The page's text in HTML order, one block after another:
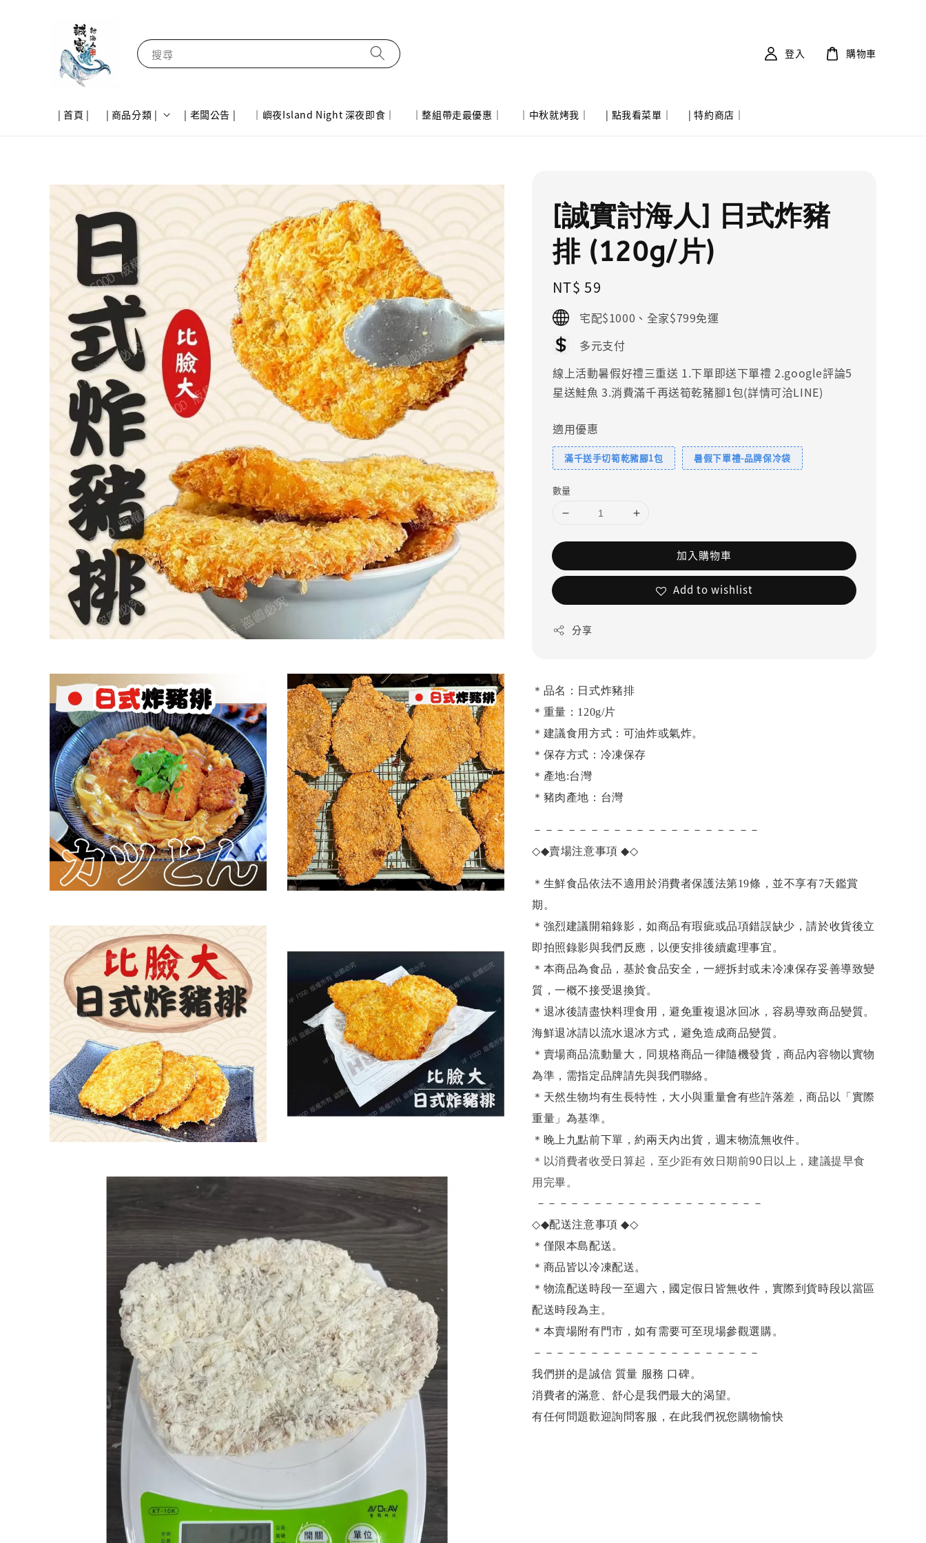
搜尋
| 首頁 | | 商品分類 | | 老闆公告 | ｜嶼夜Island Night 深夜即食｜ ｜整組帶走最優惠｜ ｜中秋就烤我｜ | 點我看菜單｜ | 特約商店｜
登入 購物車
[誠實討海人] 日式炸豬
排 (120g/片)
Regular
price
NT$ 59
宅配$1000、全家$799免運
多元支付
線上活動暑假好禮三重送 1.下單即送下單禮 2.google評論5
星送鮭魚 3.消費滿千再送筍乾豬腳1包(詳情可洽LINE)
適用優惠
滿千送手切筍乾豬腳1包 暑假下單禮-品牌保冷袋
數量
加入購物車
Add to wishlist
分享
＊品名：日式炸豬排
＊重量：120g/片
＊建議食用方式：可油炸或氣炸。
＊保存方式：冷凍保存
＊產地:台灣
＊豬肉產地：台灣
－－－－－－－－－－－－－－－－－－－－
◇◆賣場注意事項◆◇
＊生鮮食品依法不適用於消費者保護法第19條，並不享有7天鑑賞
期。
＊強烈建議開箱錄影，如商品有瑕疵或品項錯誤缺少，請於收貨後立
即拍照錄影與我們反應，以便安排後續處理事宜。
＊本商品為食品，基於食品安全，一經拆封或未冷凍保存妥善導致變
質，一概不接受退換貨。
＊退冰後請盡快料理食用，避免重複退冰回冰，容易導致商品變質。
海鮮退冰請以流水退冰方式，避免造成商品變質。
＊賣場商品流動量大，同規格商品一律隨機發貨，商品內容物以實物
為準，需指定品牌請先與我們聯絡。
＊天然生物均有生長特性，大小與重量會有些許落差，商品以「實際
重量」為基準。
＊晚上九點前下單，約兩天內出貨，週末物流無收件。
＊ 以消費者收受日算起，至少距有效日期前90日以上，建議提早食
用完畢。
－－－－－－－－－－－－－－－－－－－－
◇◆配送注意事項◆◇
＊僅限本島配送。
＊商品皆以冷凍配送。
＊物流配送時段一至週六，國定假日皆無收件，實際到貨時段以當區
配送時段為主。
＊本賣場附有門市，如有需要可至現場參觀選購。
－－－－－－－－－－－－－－－－－－－－
我們拼的是誠信 質量 服務 口碑。
消費者的滿意、舒心是我們最大的渴望。
有任何問題歡迎詢問客服，在此我們祝您購物愉快